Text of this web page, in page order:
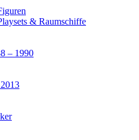
& Raumschiffe
– 1990